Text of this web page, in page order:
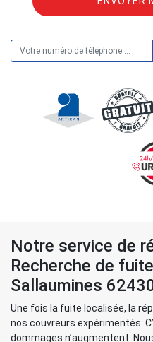
Notre service de
Recherche de
Sallaumines
Une fois la fuite localisée, la
nos couvreurs expérimentés.
dommages n’augmentent.